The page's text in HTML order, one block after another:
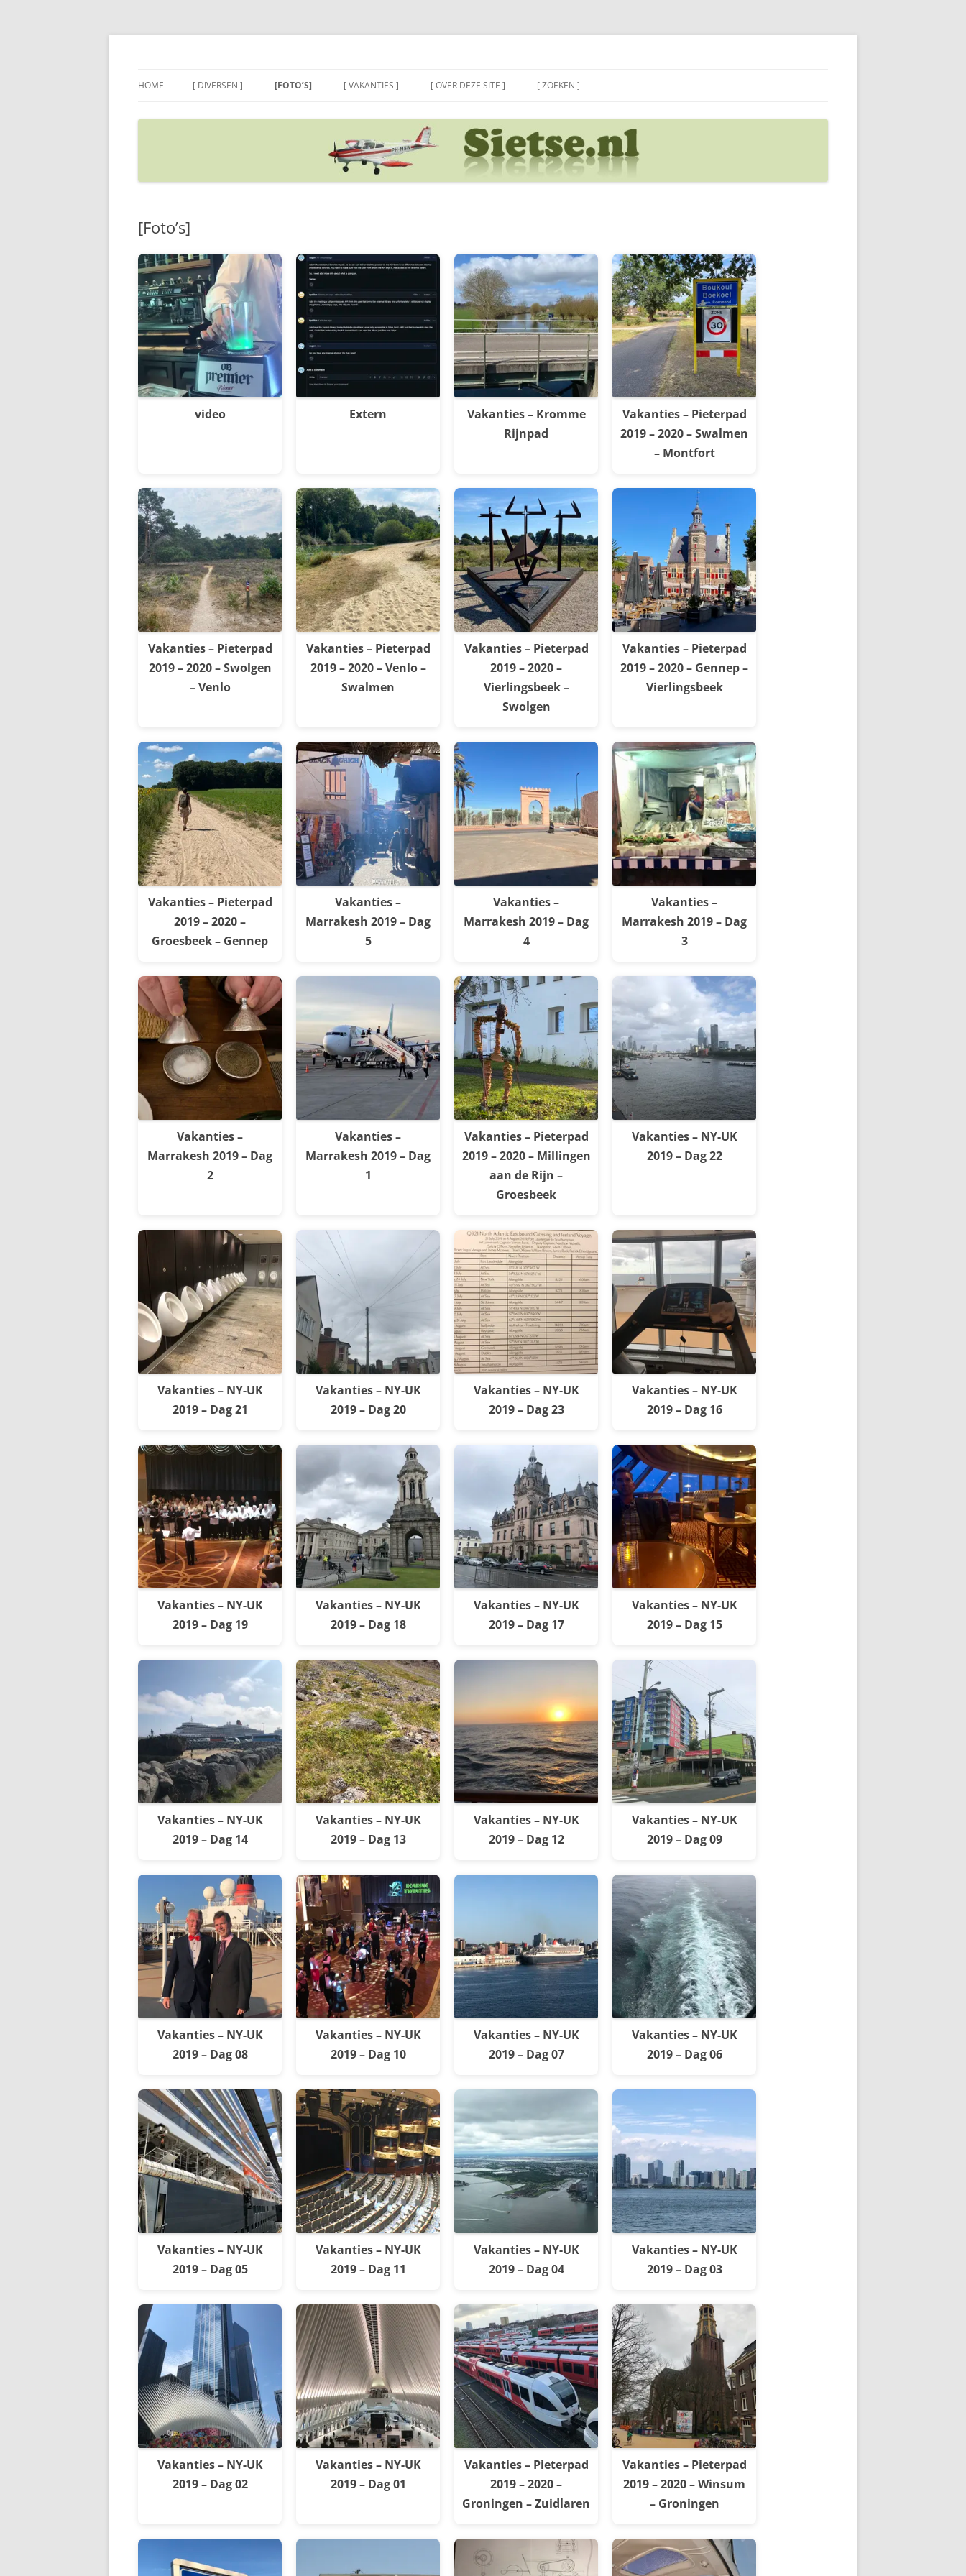
Ga
HOME [ DIVERSEN ] [FOTO’S] [ VAKANTIES ] [ OVER DEZE SITE ] [ ZOEKEN ]
[Foto’s]
video Extern
Vakanties – Kromme
Rijnpad
Vakanties – Pieterpad
2019 – 2020 – Swalmen
– Montfort
Vakanties – Pieterpad
2019 – 2020 – Swolgen
– Venlo
Vakanties – Pieterpad
2019 – 2020 – Venlo –
Swalmen
Vakanties – Pieterpad
2019 – 2020 –
Vierlingsbeek –
Swolgen
Vakanties – Pieterpad
2019 – 2020 – Gennep –
Vierlingsbeek
Vakanties – Pieterpad
2019 – 2020 –
Groesbeek – Gennep
Vakanties –
Marrakesh 2019 – Dag
5
Vakanties –
Marrakesh 2019 – Dag
4
Vakanties –
Marrakesh 2019 – Dag
3
Vakanties –
Marrakesh 2019 – Dag
2
Vakanties –
Marrakesh 2019 – Dag
1
Vakanties – Pieterpad
2019 – 2020 – Millingen
aan de Rijn –
Groesbeek
Vakanties – NY-UK
2019 – Dag 22
Vakanties – NY-UK
2019 – Dag 21
Vakanties – NY-UK
2019 – Dag 20
Vakanties – NY-UK
2019 – Dag 23
Vakanties – NY-UK
2019 – Dag 16
Vakanties – NY-UK
2019 – Dag 19
Vakanties – NY-UK
2019 – Dag 18
Vakanties – NY-UK
2019 – Dag 17
Vakanties – NY-UK
2019 – Dag 15
Vakanties – NY-UK
2019 – Dag 14
Vakanties – NY-UK
2019 – Dag 13
Vakanties – NY-UK
2019 – Dag 12
Vakanties – NY-UK
2019 – Dag 09
Vakanties – NY-UK
2019 – Dag 08
Vakanties – NY-UK
2019 – Dag 10
Vakanties – NY-UK
2019 – Dag 07
Vakanties – NY-UK
2019 – Dag 06
Vakanties – NY-UK
2019 – Dag 05
Vakanties – NY-UK
2019 – Dag 11
Vakanties – NY-UK
2019 – Dag 04
Vakanties – NY-UK
2019 – Dag 03
Vakanties – NY-UK
2019 – Dag 02
Vakanties – NY-UK
2019 – Dag 01
Vakanties – Pieterpad
2019 – 2020 –
Groningen – Zuidlaren
Vakanties – Pieterpad
2019 – 2020 – Winsum
– Groningen